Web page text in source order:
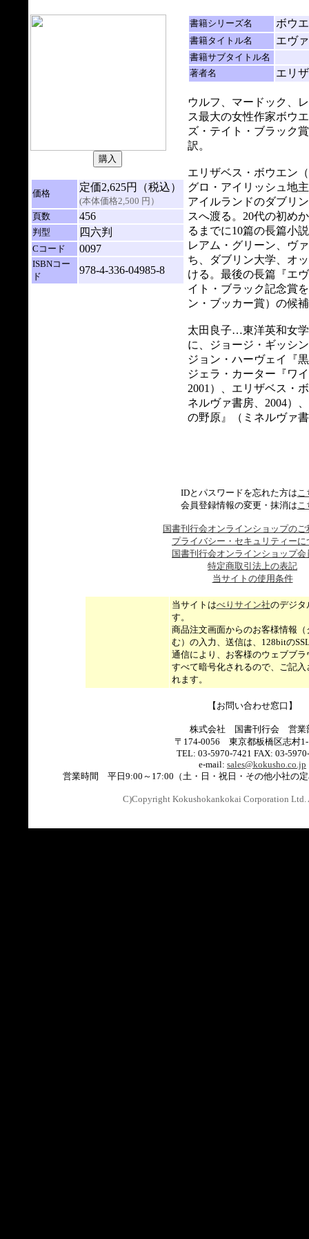
価格
定価2,625円（税込）
(本体価格2,500 円）
頁数
456
判型 四六判
Cコード 0097
ISBNコー
ド
978-4-336-04985-8
書籍シリーズ名 ボウ
書籍タイトル名 エヴ
書籍サブタイトル名
著者名
エリ
ウルフ、マードック、
ス最大の女性作家ボウ
ズ・テイト・ブラック
訳。
エリザベス・ボウエン
グロ・アイリッシュ地
アイルランドのダブリ
スへ渡る。20代の初め
るまでに10篇の長篇小
レアム・グリーン、ヴ
ち、ダブリン大学、オ
ける。最後の長篇『エ
イト・ブラック記念賞
ン・ブッカー賞）の候
太田良子…東洋英和女
に、ジョージ・ギッシ
ジョン・ハーヴェイ『
ジェラ・カーター『ワ
2001）、エリザベス・
ネルヴァ書房、2004）
の野原』（ミネルヴァ
IDとパスワードを忘れた方はこ
会員登録情報の変更・抹消はこ
国書刊行会オンラインショップのご
プライバシー・セキュリティーに
国書刊行会オンラインショップ会
特定商取引法上の表記
当サイトの使用条件
当サイトはべりサイン社のデジタ
す。
商品注文画面からのお客様情報
む）の入力、送信は、128bitの
通信により、お客様のウェブブ
すべて暗号化されるので、ご記
れます。
【お問い合わせ窓口】
株式会社 国書刊行会 営業
〒174-0056 東京都板橋区志村1-
TEL: 03-5970-7421 FAX: 03-
e-mail: sales@kokusho.co.jp
営業時間 平日9:00～17:00（土・日・祝日・その他小社の
C)Copyright Kokushokankokai Corporation Ltd.